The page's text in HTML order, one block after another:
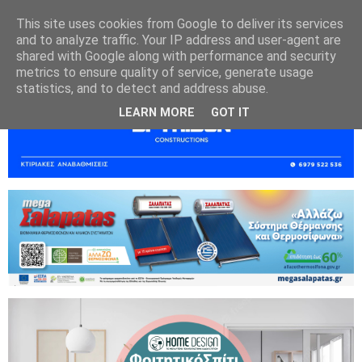
This site uses cookies from Google to deliver its services
and to analyze traffic. Your IP address and user-agent are
shared with Google along with performance and security
metrics to ensure quality of service, generate usage
statistics, and to detect and address abuse.
LEARN MORE GOT IT